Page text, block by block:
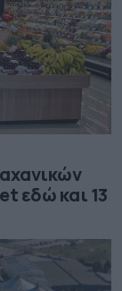
εδώ και 13